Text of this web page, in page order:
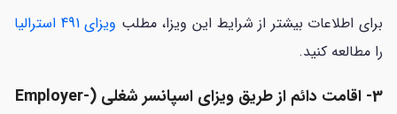
برای اطلاعات بیشتر از شرایط این ویزا، مطلب ویزای 491 استرالیا
را مطالعه کنید.
3- اقامت دائم از طریق ویزای اسپانسر شغلی (Employer-